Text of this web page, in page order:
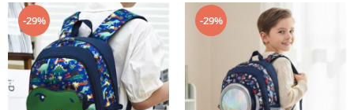
-29% -29%